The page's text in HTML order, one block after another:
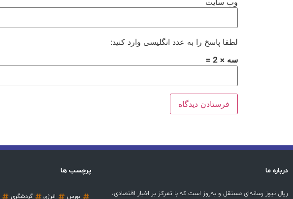
وب‌ سایت
لطفا پاسخ را به عدد انگلیسی وارد کنید:
سه × 2 =
درباره ما
ریال نیوز رسانه‌ای مستقل و به‌روز است که با تمرکز بر اخبار اقتصادی،
پرچسب ها
بورس انرژی گردشگری